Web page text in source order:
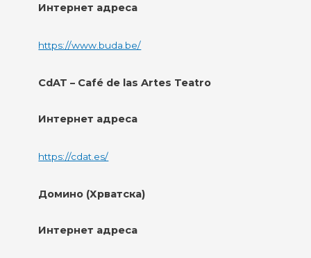
Интернет адреса
https://www.buda.be/
CdAT – Café de las Artes Teatro
Интернет адреса
https://cdat.es/
Домино (Хрватска)
Интернет адреса